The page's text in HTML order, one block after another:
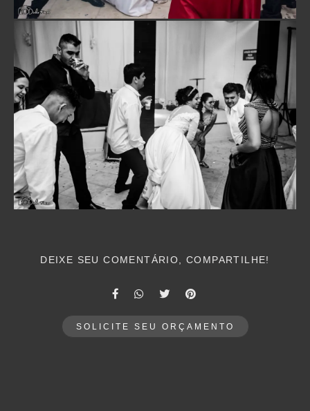
DEIXE SEU COMENTÁRIO, COMPARTILHE!
SOLICITE SEU ORÇAMENTO